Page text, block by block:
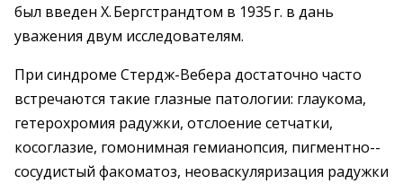
был введен Х. Бергстрандтом в 1935 г. в дань
уважения двум исследователям.
При синдроме Стердж-Вебера достаточно часто
встречаются такие глазные патологии: глаукома,
гетеро­хромия радужки, отслоение сетчатки,
косоглазие, гомонимная гемианопсия, пигментно-­
сосудистый факоматоз, нео­васкуляризация радужки